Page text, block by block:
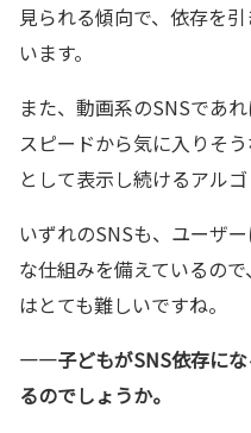
見られる傾向で、依存を
います。
また、動画系のSNSであ
スピードから気に入りそう
として表示し続けるアルゴ
いずれのSNSも、ユーザ
な仕組みを備えているの
はとても難しいですね。
—―子どもがSNS依存に
るのでしょうか。